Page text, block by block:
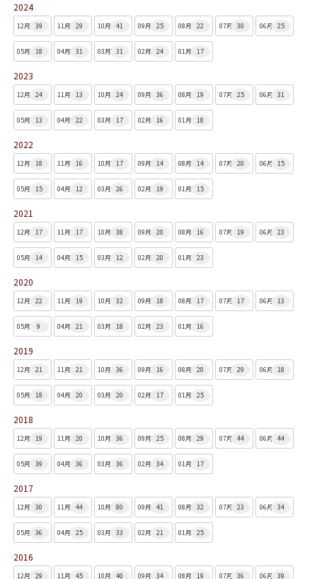
2024
12月 39 11月 29 10月 41 09月 25 08月 22 07月 30 06月 25
05月 18 04月 31 03月 31 02月 24 01月 17
2023
12月 24 11月 13 10月 24 09月 36 08月 19 07月 25 06月 31
05月 13 04月 22 03月 17 02月 16 01月 18
2022
12月 18 11月 16 10月 17 09月 14 08月 14 07月 20 06月 15
05月 15 04月 12 03月 26 02月 19 01月 15
2021
12月 17 11月 17 10月 38 09月 20 08月 16 07月 19 06月 23
05月 14 04月 15 03月 12 02月 20 01月 23
2020
12月 22 11月 19 10月 32 09月 18 08月 17 07月 17 06月 13
05月 9 04月 21 03月 18 02月 23 01月 16
2019
12月 21 11月 21 10月 36 09月 16 08月 20 07月 29 06月 18
05月 18 04月 20 03月 20 02月 17 01月 25
2018
12月 19 11月 20 10月 36 09月 25 08月 29 07月 44 06月 44
05月 39 04月 36 03月 36 02月 34 01月 17
2017
12月 30 11月 44 10月 80 09月 41 08月 32 07月 23 06月 34
05月 36 04月 25 03月 33 02月 21 01月 25
2016
12月 29 11月 45 10月 40 09月 34 08月 19 07月 36 06月 39